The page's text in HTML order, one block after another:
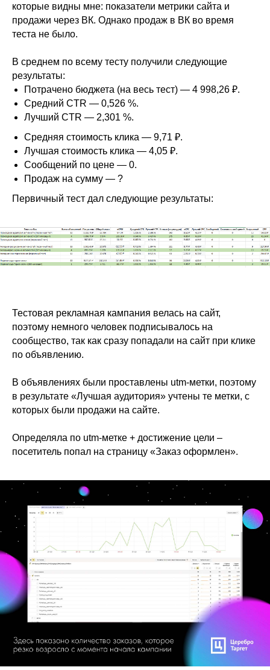
которые видны мне: показатели метрики сайта и
продажи через ВК. Однако продаж в ВК во время
теста не было.
В среднем по всему тесту получили следующие
результаты:
Потрачено бюджета (на весь тест) — 4 998,26 ₽.
Средний CTR — 0,526 %.
Лучший CTR — 2,301 %.
Средняя стоимость клика — 9,71 ₽.
Лучшая стоимость клика — 4,05 ₽.
Сообщений по цене — 0.
Продаж на сумму — ?
Первичный тест дал следующие результаты:
Тестовая рекламная кампания велась на сайт,
поэтому немного человек подписывалось на
сообщество, так как сразу попадали на сайт при клике
по объявлению.
В объявлениях были проставлены utm-метки, поэтому
в результате «Лучшая аудитория» учтены те метки, с
которых были продажи на сайте.
Определяла по utm-метке + достижение цели –
посетитель попал на страницу «Заказ оформлен».